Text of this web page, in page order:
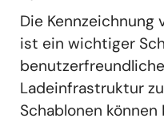
Die Kennzeichnung
ist ein wichtiger
Ladeinfrastruktur
Schablonen